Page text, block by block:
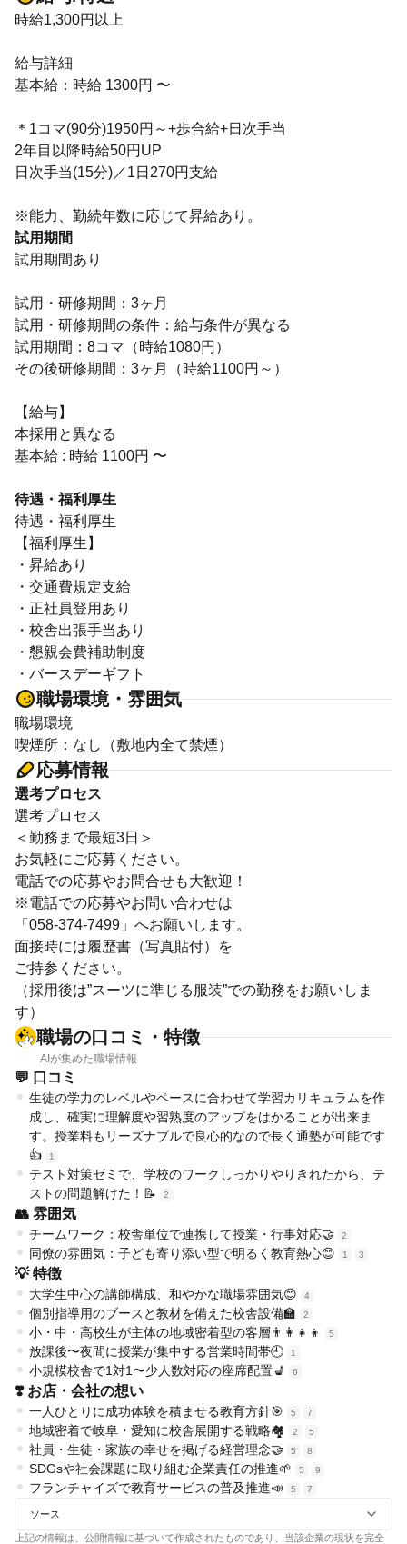
時給1,300円以上
給与詳細
基本給：時給 1300円 〜
＊1コマ(90分)1950円～+歩合給+日次手当
2年目以降時給50円UP
日次手当(15分)／1日270円支給
※能力、勤続年数に応じて昇給あり。
試用期間
試用期間あり
試用・研修期間：3ヶ月
試用・研修期間の条件：給与条件が異なる
試用期間：8コマ（時給1080円）
その後研修期間：3ヶ月（時給1100円～）
【給与】
本採用と異なる
基本給 : 時給 1100円 〜
待遇・福利厚生
待遇・福利厚生
【福利厚生】
・昇給あり
・交通費規定支給
・正社員登用あり
・校舎出張手当あり
・懇親会費補助制度
・バースデーギフト
職場環境・雰囲気
職場環境
喫煙所：なし（敷地内全て禁煙）
応募情報
選考プロセス
選考プロセス
＜勤務まで最短3日＞
お気軽にご応募ください。
電話での応募やお問合せも大歓迎！
※電話での応募やお問い合わせは
「058-374-7499」へお願いします。
面接時には履歴書（写真貼付）を
ご持参ください。
（採用後は”スーツに準じる服装”での勤務をお願いしま
す）
職場の口コミ・特徴
AIが集めた職場情報
💬 口コミ
生徒の学力のレベルやペースに合わせて学習カリキュラムを作
成し、確実に理解度や習熟度のアップをはかることが出来ま
す。授業料もリーズナブルで良心的なので長く通塾が可能です
👍
1
テスト対策ゼミで、学校のワークしっかりやりきれたから、テ
ストの問題解けた！📝
2
👥 雰囲気
チームワーク：校舎単位で連携して授業・行事対応🤝 2
同僚の雰囲気：子ども寄り添い型で明るく教育熱心😊 1 3
💡 特徴
大学生中心の講師構成、和やかな職場雰囲気😊 4
個別指導用のブースと教材を備えた校舎設備🏫 2
小・中・高校生が主体の地域密着型の客層👨‍👩‍👧‍👦 5
放課後〜夜間に授業が集中する営業時間帯🕘 1
小規模校舎で1対1〜少人数対応の座席配置💺 6
❣️ お店・会社の想い
一人ひとりに成功体験を積ませる教育方針🎯 5 7
地域密着で岐阜・愛知に校舎展開する戦略🏘️ 2 5
社員・生徒・家族の幸せを掲げる経営理念🤝 5 8
SDGsや社会課題に取り組む企業責任の推進🌱 5 9
フランチャイズで教育サービスの普及推進📣 5 7
ソース
上記の情報は、公開情報に基づいて作成されたものであり、当該企業の現状を完全